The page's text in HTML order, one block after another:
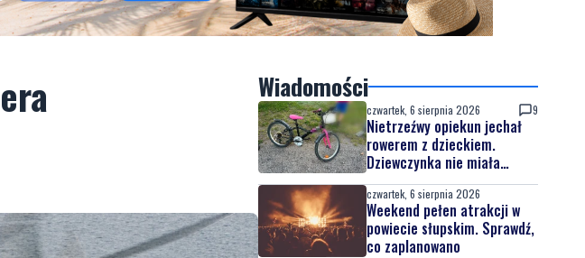
Wiadomości
czwartek, 6 sierpnia 2026 9
Nietrzeźwy opiekun jechał
rowerem z dzieckiem.
Dziewczynka nie miała
kasku
czwartek, 6 sierpnia 2026
Weekend pełen atrakcji w
powiecie słupskim. Sprawdź,
co zaplanowano